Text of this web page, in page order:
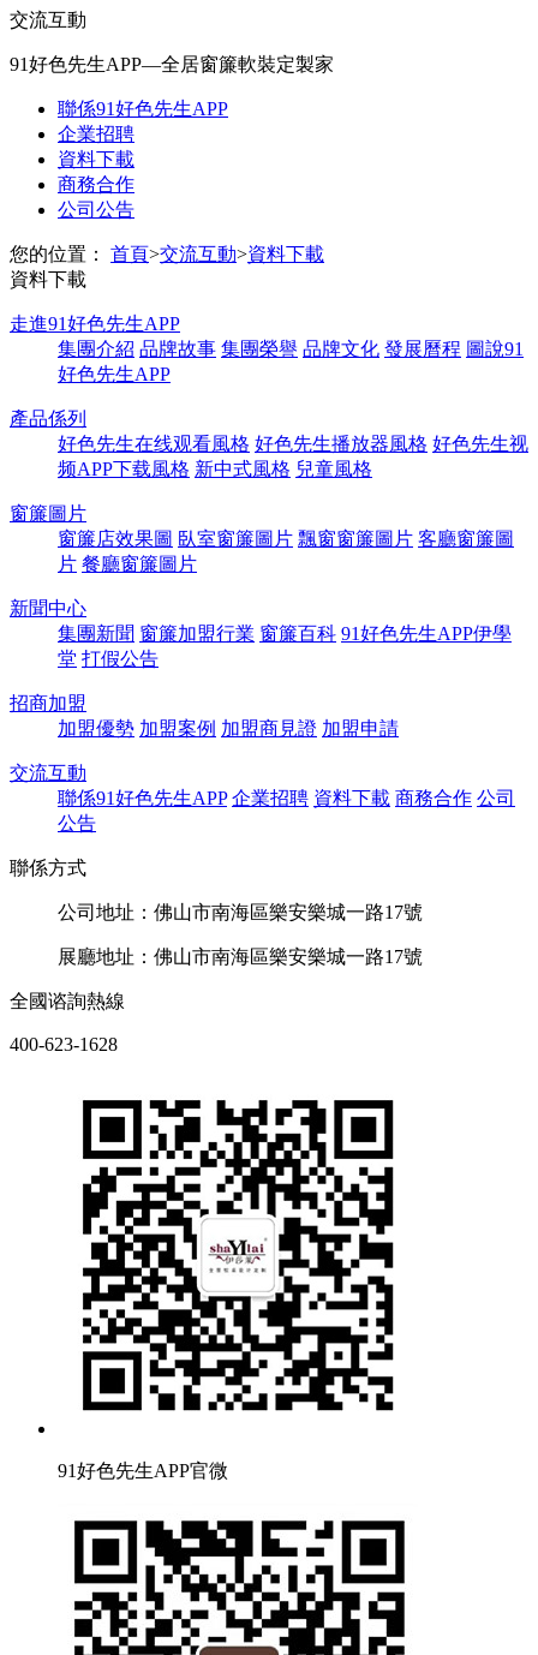
交流互動
91好色先生APP—全居窗簾軟裝定製家
聯係91好色先生APP
企業招聘
資料下載
商務合作
公司公告
您的位置： 首頁>交流互動>資料下載
資料下載
走進91好色先生APP
集團介紹 品牌故事 集團榮譽 品牌文化 發展曆程 圖說91
好色先生APP
產品係列
好色先生在线观看風格 好色先生播放器風格 好色先生视
频APP下载風格 新中式風格 兒童風格
窗簾圖片
窗簾店效果圖 臥室窗簾圖片 飄窗窗簾圖片 客廳窗簾圖
片 餐廳窗簾圖片
新聞中心
集團新聞 窗簾加盟行業 窗簾百科 91好色先生APP伊學
堂 打假公告
招商加盟
加盟優勢 加盟案例 加盟商見證 加盟申請
交流互動
聯係91好色先生APP 企業招聘 資料下載 商務合作 公司
公告
聯係方式
公司地址：佛山市南海區樂安樂城一路17號
展廳地址：佛山市南海區樂安樂城一路17號
全國谘詢熱線
400-623-1628
91好色先生APP官微